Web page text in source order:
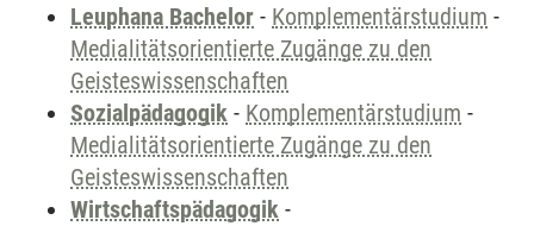
Leuphana Bachelor - Komplementärstudium -
Medialitätsorientierte Zugänge zu den
Geisteswissenschaften
Sozialpädagogik - Komplementärstudium -
Medialitätsorientierte Zugänge zu den
Geisteswissenschaften
Wirtschaftspädagogik -